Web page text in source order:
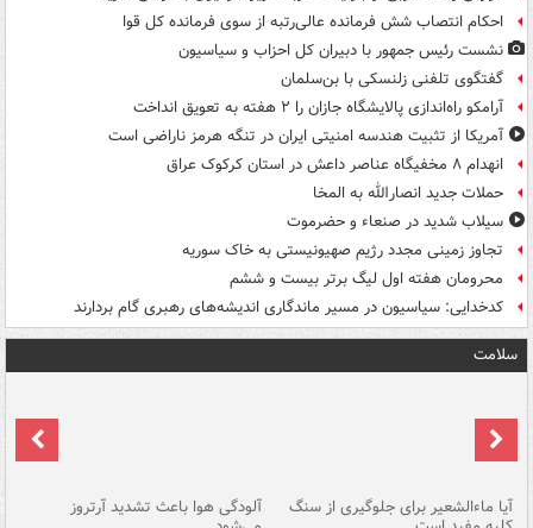
احکام انتصاب شش فرمانده عالی‌رتبه از سوی فرمانده کل قوا
نشست رئیس جمهور با دبیران کل احزاب و سیاسیون
گفتگوی تلفنی زلنسکی با بن‌سلمان
آرامکو راه‌اندازی پالایشگاه جازان را ۲ هفته به تعویق انداخت
آمریکا از تثبیت هندسه امنیتی ایران در تنگه هرمز ناراضی است
انهدام ۸ مخفیگاه عناصر داعش در استان کرکوک عراق
حملات جدید انصارالله به المخا
سیلاب شدید در صنعاء و حضرموت
تجاوز زمینی مجدد رژیم صهیونیستی به خاک سوریه
محرومان هفته اول لیگ برتر بیست و ششم
کدخدایی: سیاسیون در مسیر ماندگاری اندیشه‌های رهبری گام بردارند
سلامت
آیا ماءالشعیر برای جلوگیری از سنگ آلودگی هوا باعث تشدید آرتروز